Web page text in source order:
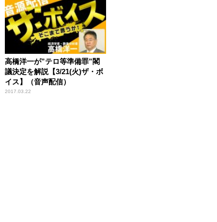
高橋洋一が”テロ等準備罪”閣
議決定を解説【3/21(火)ザ・ボ
イス】（音声配信）
2017.03.22